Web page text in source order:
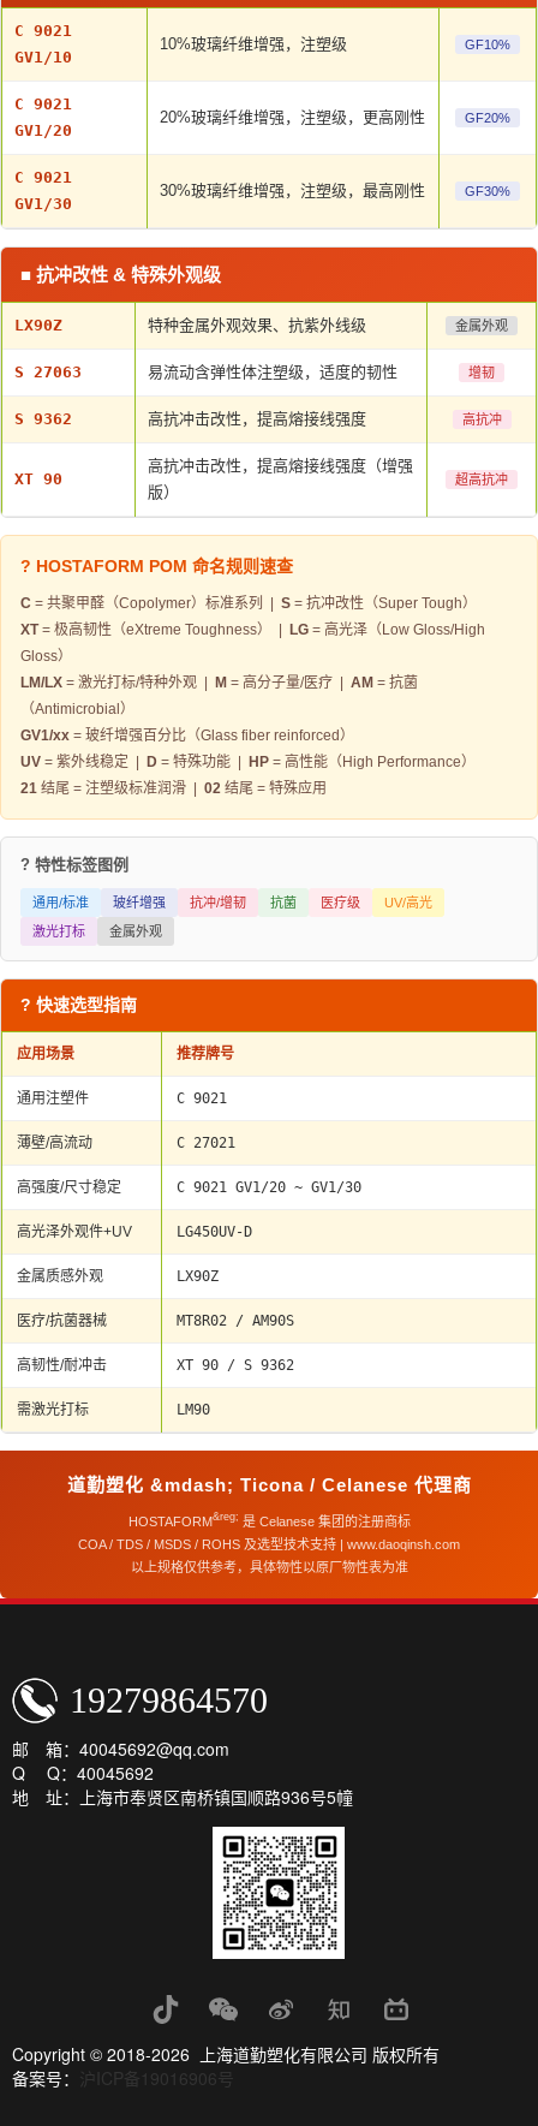
C 9021
GV1/10
10%玻璃纤维增强，注塑级 GF10%
C 9021
GV1/20
20%玻璃纤维增强，注塑级，更高刚性 GF20%
C 9021
GV1/30
30%玻璃纤维增强，注塑级，最高刚性 GF30%
■ 抗冲改性 & 特殊外观级
LX90Z 特种金属外观效果、抗紫外线级 金属外观
S 27063 易流动含弹性体注塑级，适度的韧性 增韧
S 9362 高抗冲击改性，提高熔接线强度 高抗冲
XT 90
高抗冲击改性，提高熔接线强度（增强
版）
超高抗冲
? HOSTAFORM POM 命名规则速查
C = 共聚甲醛（Copolymer）标准系列 | S = 抗冲改性（Super Tough）
XT= 极高韧性（eXtreme Toughness） | LG = 高光泽（Low Gloss/High
Gloss）
LM/LX = 激光打标/特种外观 | M = 高分子量/医疗 | AM = 抗菌
（Antimicrobial）
GV1/xx = 玻纤增强百分比（Glass fiber reinforced）
UV = 紫外线稳定 | D = 特殊功能 | HP = 高性能（High Performance）
21 结尾 = 注塑级标准润滑 | 02 结尾 = 特殊应用
? 特性标签图例
通用/标准 玻纤增强 抗冲/增韧 抗菌 医疗级
UV/高光
激光打标
金属外观
? 快速选型指南
应用场景 推荐牌号
通用注塑件 C 9021
薄壁/高流动 C 27021
高强度/尺寸稳定 C 9021 GV1/20 ~ GV1/30
高光泽外观件+UV LG450UV-D
金属质感外观 LX90Z
医疗/抗菌器械 MT8R02 / AM90S
高韧性/耐冲击 XT 90 / S 9362
需激光打标 LM90
道勤塑化 &mdash; Ticona / Celanese 代理商
HOSTAFORM&reg; 是 Celanese 集团的注册商标
COA / TDS / MSDS / ROHS 及选型技术支持 | www.daoqinsh.com
以上规格仅供参考，具体物性以原厂物性表为准
19279864570
邮 箱：40045692@qq.com
Q Q：40045692
地 址：上海市奉贤区南桥镇国顺路936号5幢
Copyright © 2018-2026 上海道勤塑化有限公司 版权所有
备案号： 沪ICP备19016906号